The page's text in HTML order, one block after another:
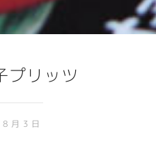
プリッツ
月3日